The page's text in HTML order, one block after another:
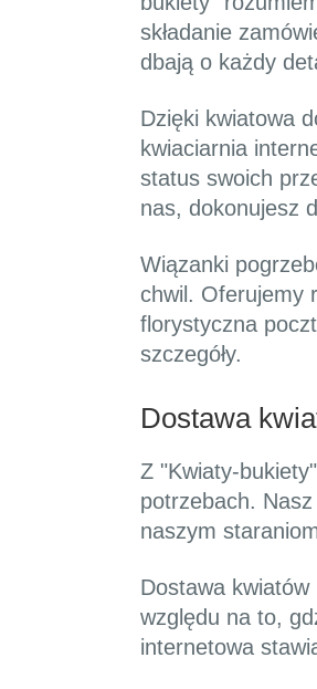
składanie
dbają o każdy
Dzięki kwiatowa
kwiaciarnia
status swoich
nas, dokonujesz
Wiązanki
chwil. Oferujemy
florystyczna
szczegóły.
Dostawa
Z "Kwiaty-
potrzebach.
naszym
Dostawa
względu na to,
internetowa